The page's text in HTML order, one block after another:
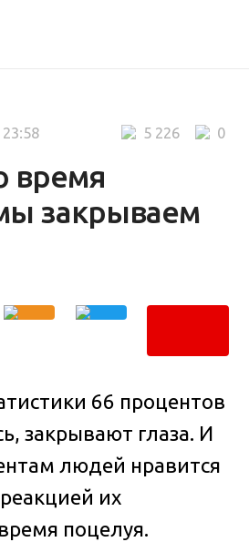
время
закрываем
0
5 226
66 процентов
закрывают глаза. И
людей нравится
их
поцелуя.